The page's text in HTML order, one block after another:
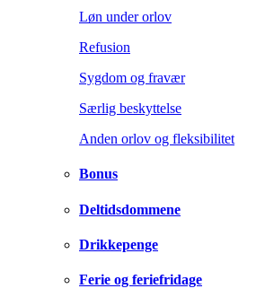
Løn under orlov
Refusion
Sygdom og fravær
Særlig beskyttelse
Anden orlov og fleksibilitet
Bonus
Deltidsdommene
Drikkepenge
Ferie og feriefridage